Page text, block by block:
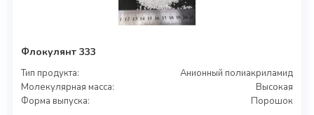
Флокулянт 333
Тип продукта:
Анионный полиакриламид
Молекулярная масса:
Высокая
Форма выпуска:
Порошок